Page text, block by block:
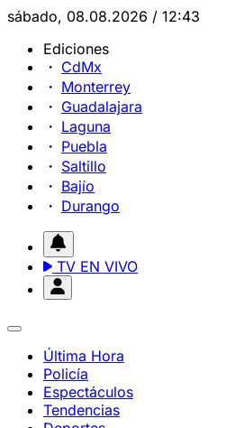
sábado, 08.08.2026 / 12:43
Ediciones
CdMx
Monterrey
Guadalajara
Laguna
Puebla
Saltillo
Bajío
Durango
TV EN VIVO
Última Hora
Policía
Espectáculos
Tendencias